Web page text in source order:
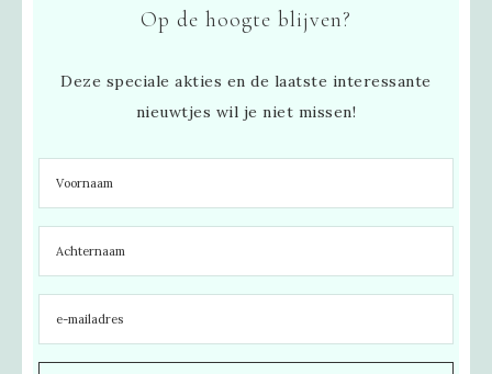
Op de hoogte blijven?
Deze speciale akties en de laatste interessante
nieuwtjes wil je niet missen!